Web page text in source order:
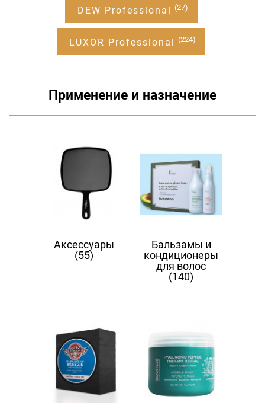
DEW Professional (27)
LUXOR Professional (224)
Применение и назначение
Аксессуары
(55)
Бальзамы и
кондиционеры
для волос
(140)